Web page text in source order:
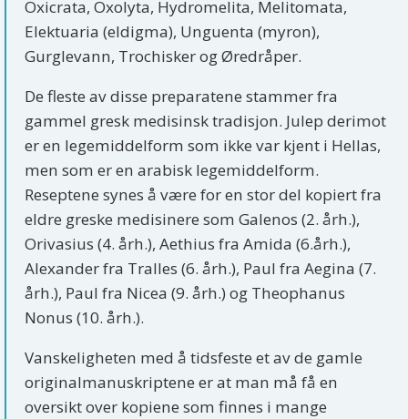
Oxicrata, Oxolyta, Hydromelita, Melitomata,
Elektuaria (eldigma), Unguenta (myron),
Gurglevann, Trochisker og Øredråper.
De fleste av disse preparatene stammer fra
gammel gresk medisinsk tradisjon. Julep derimot
er en legemiddelform som ikke var kjent i Hellas,
men som er en arabisk legemiddelform.
Reseptene synes å være for en stor del kopiert fra
eldre greske medisinere som Galenos (2. årh.),
Orivasius (4. årh.), Aethius fra Amida (6.årh.),
Alexander fra Tralles (6. årh.), Paul fra Aegina (7.
årh.), Paul fra Nicea (9. årh.) og Theophanus
Nonus (10. årh.).
Vanskeligheten med å tidsfeste et av de gamle
originalmanuskriptene er at man må få en
oversikt over kopiene som finnes i mange